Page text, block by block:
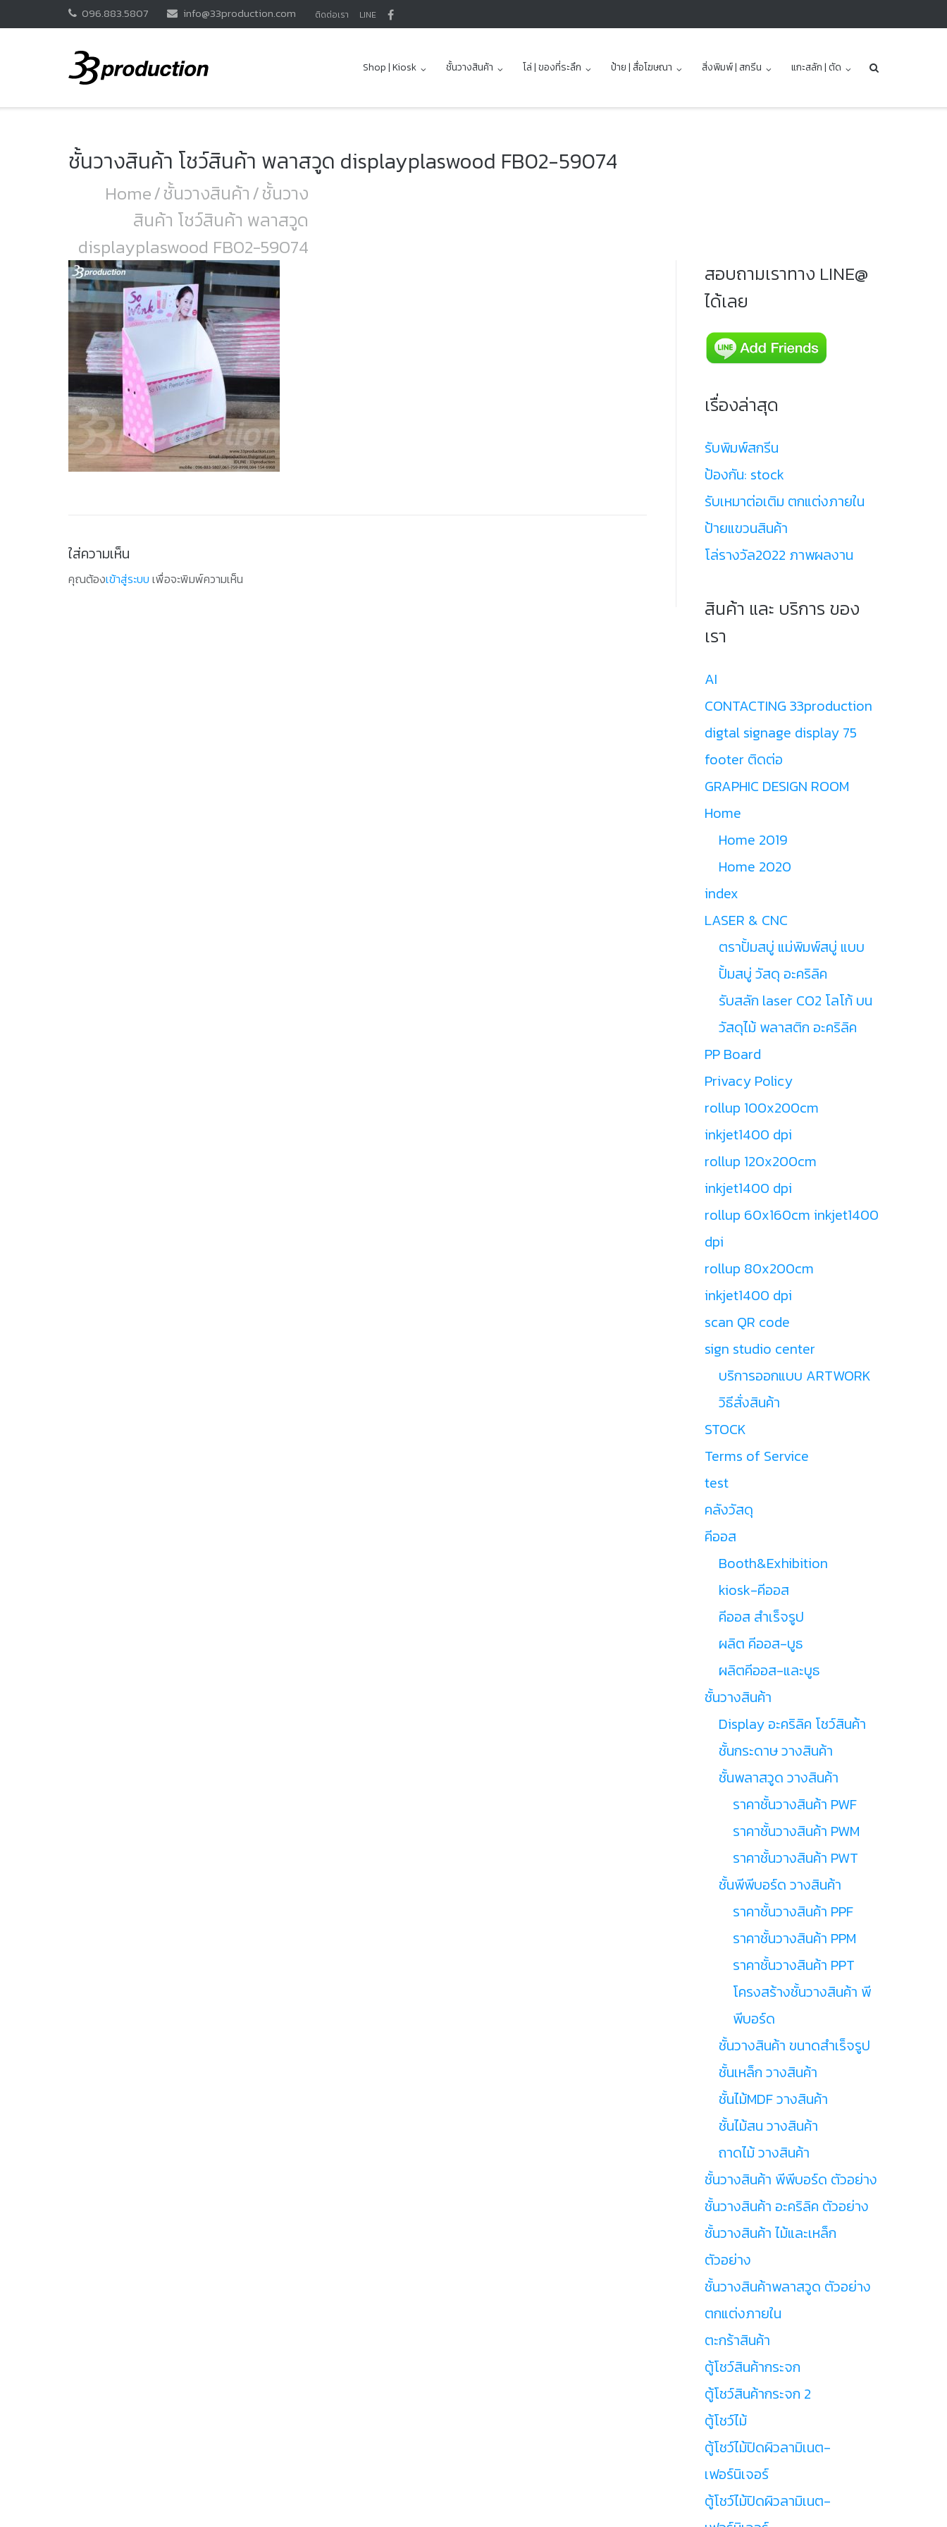
096.883.5807 info@33production.com ติดต่อเรา LINE
Shop | Kiosk ชั้นวางสินค้า โล่ | ของที่ระลึก ป้าย | สื่อโฆษณา สิ่งพิมพ์ | สกรีน แกะสลัก | ตัด
ชั้นวางสินค้า โชว์สินค้า พลาสวูด displayplaswood FB02-59074
Home/ชั้นวางสินค้า/ชั้นวาง
สินค้า โชว์สินค้า พลาสวูด
displayplaswood FB02-59074
ใส่ความเห็น
คุณต้องเข้าสู่ระบบ เพื่อจะพิมพ์ความเห็น
สอบถามเราทาง LINE@
ได้เลย
เรื่องล่าสุด
รับพิมพ์สกรีน
ป้องกัน: stock
รับเหมาต่อเติม ตกแต่งภายใน
ป้ายแขวนสินค้า
โล่รางวัล2022 ภาพผลงาน
สินค้า และ บริการ ของ
เรา
AI
CONTACTING 33production
digtal signage display 75
footer ติดต่อ
GRAPHIC DESIGN ROOM
Home
Home 2019
Home 2020
index
LASER & CNC
ตราปั้มสบู่ แม่พิมพ์สบู่ แบบ
ปั้มสบู่ วัสดุ อะคริลิค
รับสลัก laser CO2 โลโก้ บน
วัสดุไม้ พลาสติก อะคริลิค
PP Board
Privacy Policy
rollup 100x200cm
inkjet1400 dpi
rollup 120x200cm
inkjet1400 dpi
rollup 60x160cm inkjet1400
dpi
rollup 80x200cm
inkjet1400 dpi
scan QR code
sign studio center
บริการออกแบบ ARTWORK
วิธีสั่งสินค้า
STOCK
Terms of Service
test
คลังวัสดุ
คีออส
Booth&Exhibition
kiosk-คีออส
คีออส สำเร็จรูป
ผลิต คีออส-บูธ
ผลิตคีออส-และบูธ
ชั้นวางสินค้า
Display อะคริลิค โชว์สินค้า
ชั้นกระดาษ วางสินค้า
ชั้นพลาสวูด วางสินค้า
ราคาชั้นวางสินค้า PWF
ราคาชั้นวางสินค้า PWM
ราคาชั้นวางสินค้า PWT
ชั้นพีพีบอร์ด วางสินค้า
ราคาชั้นวางสินค้า PPF
ราคาชั้นวางสินค้า PPM
ราคาชั้นวางสินค้า PPT
โครงสร้างชั้นวางสินค้า พี
พีบอร์ด
ชั้นวางสินค้า ขนาดสำเร็จรูป
ชั้นเหล็ก วางสินค้า
ชั้นไม้MDF วางสินค้า
ชั้นไม้สน วางสินค้า
ถาดไม้ วางสินค้า
ชั้นวางสินค้า พีพีบอร์ด ตัวอย่าง
ชั้นวางสินค้า อะคริลิค ตัวอย่าง
ชั้นวางสินค้า ไม้และเหล็ก
ตัวอย่าง
ชั้นวางสินค้าพลาสวูด ตัวอย่าง
ตกแต่งภายใน
ตะกร้าสินค้า
ตู้โชว์สินค้ากระจก
ตู้โชว์สินค้ากระจก 2
ตู้โชว์ไม้
ตู้โชว์ไม้ปิดผิวลามิเนต-
เฟอร์นิเจอร์
ตู้โชว์ไม้ปิดผิวลามิเนต-